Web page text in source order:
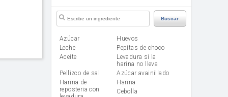
Buscar
Azúcar
huevos
leche
Pepitas de choco
aceite
Levadura si la
harina no lleva
Pellizco de sal
Azúcar avainillado
Harina de
reposteria con
harina
cebolla